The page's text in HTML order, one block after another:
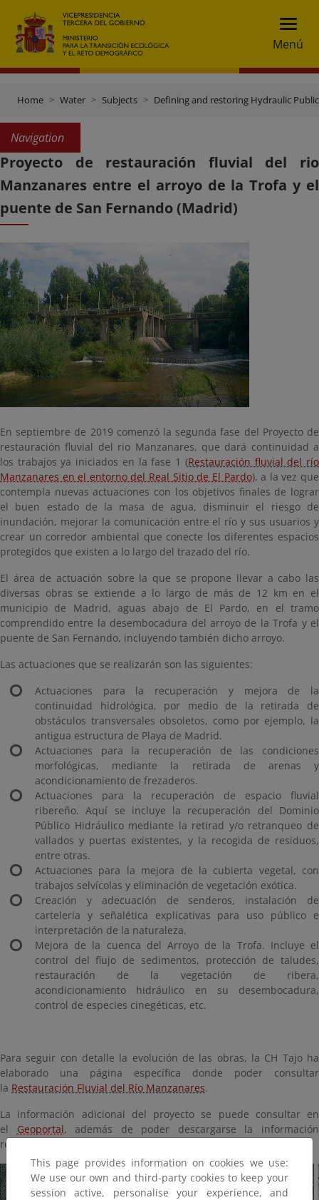
Menú
Home Water Subjects Defining and restoring Hydraulic
Navigation
Proyecto de restauración fluvial del rio
Manzanares entre el arroyo de la Trofa y el
puente de San Fernando (Madrid)
En septiembre de 2019 comenzó la segunda fase del Proyecto de
restauración fluvial del rio Manzanares, que dará continuidad a
los trabajos ya iniciados en la fase 1 (Restauración fluvial del río
Manzanares en el entorno del Real Sitio de El Pardo), a la vez que
contempla nuevas actuaciones con los objetivos finales de lograr
el buen estado de la masa de agua, disminuir el riesgo de
inundación, mejorar la comunicación entre el río y sus usuarios y
crear un corredor ambiental que conecte los diferentes espacios
protegidos que existen a lo largo del trazado del río.
El área de actuación sobre la que se propone llevar a cabo las
diversas obras se extiende a lo largo de más de 12 km en el
municipio de Madrid, aguas abajo de El Pardo, en el tramo
comprendido entre la desembocadura del arroyo de la Trofa y el
puente de San Fernando, incluyendo también dicho arroyo.
Las actuaciones que se realizarán son las siguientes:
Actuaciones para la recuperación y mejora de la
continuidad hidrológica, por medio de la retirada de
obstáculos transversales obsoletos, como por ejemplo, la
antigua estructura de Playa de Madrid.
Actuaciones para la recuperación de las condiciones
morfológicas, mediante la retirada de arenas y
acondicionamiento de frezaderos.
Actuaciones para la recuperación de espacio fluvial
ribereño. Aquí se incluye la recuperación del Dominio
Público Hidráulico mediante la retirad y/o retranqueo de
vallados y puertas existentes, y la recogida de residuos,
entre otras.
Actuaciones para la mejora de la cubierta vegetal, con
trabajos selvícolas y eliminación de vegetación exótica.
Creación y adecuación de senderos, instalación de
cartelería y señalética explicativas para uso público e
interpretación de la naturaleza.
Mejora de la cuenca del Arroyo de la Trofa. Incluye el
control del flujo de sedimentos, protección de taludes,
restauración de la vegetación de ribera,
acondicionamiento hidráulico en su desembocadura,
control de especies cinegéticas, etc.
Para seguir con detalle la evolución de las obras, la CH Tajo ha
elaborado una página específica donde poder consultar
la Restauración Fluvial del Río Manzanares.
La información adicional del proyecto se puede consultar en
el Geoportal, además de poder descargarse la información
referente a los
This page provides information on cookies we use:
We use our own and third-party cookies to keep your
session active, personalise your experience, and